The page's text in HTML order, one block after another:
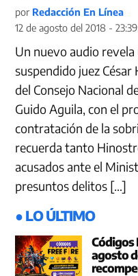
por Redacción En Línea
12 de agosto del 2018 -
Un nuevo audio
suspendido juez
del Consejo Nacional
Guido Aguila, con el
contratación de la
recuerda tanto
acusados ante el
presuntos delitos […]
● LO ÚLTIMO
Códigos
agosto